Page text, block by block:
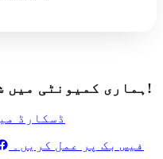
ہماری کمیونٹی میں شامل ہوں اور اپ ڈیٹ رہیں!
ڈسکارڈ
فیس بک پر عمل کریں۔